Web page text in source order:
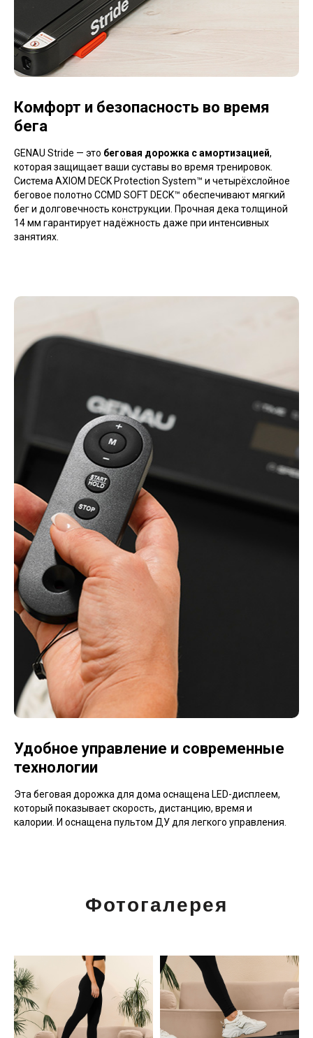
Комфорт и безопасность во время
бега
GENAU Stride — это беговая дорожка с амортизацией,
которая защищает ваши суставы во время тренировок.
Система AXIOM DECK Protection System™ и четырёхслойное
беговое полотно CCMD SOFT DECK™ обеспечивают мягкий
бег и долговечность конструкции. Прочная дека толщиной
14 мм гарантирует надёжность даже при интенсивных
занятиях.
Удобное управление и современные
технологии
Эта беговая дорожка для дома оснащена LED-дисплеем,
который показывает скорость, дистанцию, время и
калории. И оснащена пультом ДУ для легкого управления.
Фотогалерея